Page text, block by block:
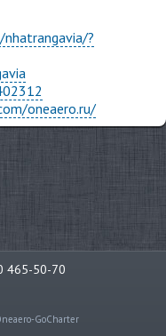
?
oneaero.ru/
465-50-70
GoCharter